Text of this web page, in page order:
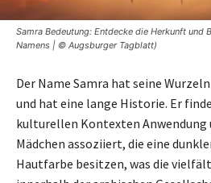
Samra Bedeutung: Entdecke die Herkunft und
Namens | © Augsburger Tagblatt)
Der Name Samra hat seine
und hat eine lange Historie. Er
kulturellen Kontexten Anwendung
Mädchen assoziiert, die eine
Hautfarbe besitzen, was die